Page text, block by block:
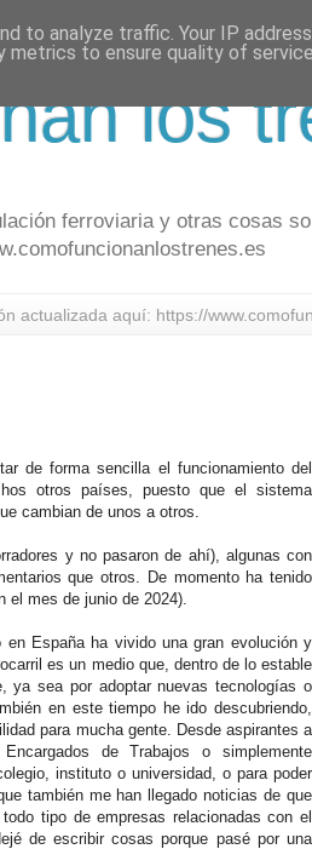
los
ferroviaria y otras cosas
actualizada aquí: https://
de forma sencilla el funcionamiento del
otros países, puesto que el sistema
cambian de unos a otros.
y no pasaron de ahí), algunas con
que otros. De momento ha tenido
mes de junio de 2024).
España ha vivido una gran evolución y
es un medio que, dentro de lo estable
ya sea por adoptar nuevas tecnologías o
en este tiempo he ido descubriendo,
para mucha gente. Desde aspirantes a
de Trabajos o simplemente
instituto o universidad, o para poder
también me han llegado noticias de que
tipo de empresas relacionadas con el
de escribir cosas porque pasé por una
to analyze traffic. Your IP
to ensure quality of